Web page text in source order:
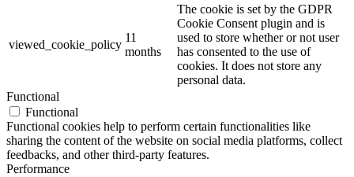
viewed_cookie_policy
11
months
The cookie is set by the GDPR
Cookie Consent plugin and is
used to store whether or not user
has consented to the use of
cookies. It does not store any
personal data.
Functional
Functional
Functional cookies help to perform certain functionalities like
sharing the content of the website on social media platforms, collect
feedbacks, and other third-party features.
Performance